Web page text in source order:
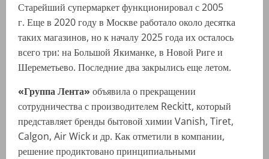
Старейший супермаркет функционировал с 2005
г. Еще в 2020 году в Москве работало около десятка
таких магазинов, но к началу 2025 года их осталось
всего три: на Большой Якиманке, в Новой Риге и
Шереметьево. Последние два закрылись еще летом.
«Группа Лента» объявила о прекращении
сотрудничества с производителем Reckitt, который
представляет бренды бытовой химии Vanish, Tiret,
Calgon, Air Wick и др. Как отметили в компании,
решение продиктовано принципиальными